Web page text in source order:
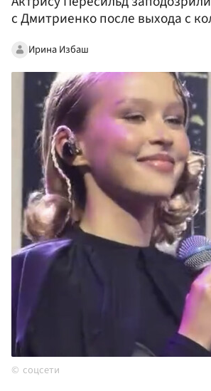
с Дмитриенко после выхода с
Ирина Избаш
соцсети